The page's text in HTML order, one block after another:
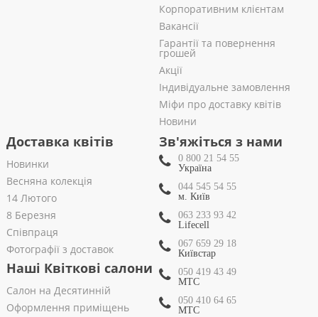
Корпоративним клієнтам
Вакансії
Гарантії та повернення
грошей
Акції
Індивідуальне замовлення
Міфи про доставку квітів
Новини
Доставка квітів
Новинки
Весняна колекція
14 Лютого
8 Березня
Співпраця
Фотографії з доставок
Наші Квіткові салони
Салон на Десятинній
Оформлення приміщень
Зв'яжіться з нами
0 800 21 54 55
Україна
044 545 54 55
м. Київ
063 233 93 42
Lifecell
067 659 29 18
Київстар
050 419 43 49
МТС
050 410 64 65
МТС